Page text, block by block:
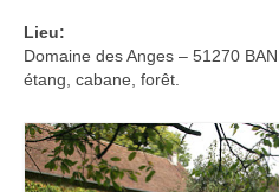
STAGES AVANCES ‘SUPRA’
AGENDA des STAGES
Stage HOME
Lieu:
Domaine des Anges – 51270
étang, cabane, forêt.